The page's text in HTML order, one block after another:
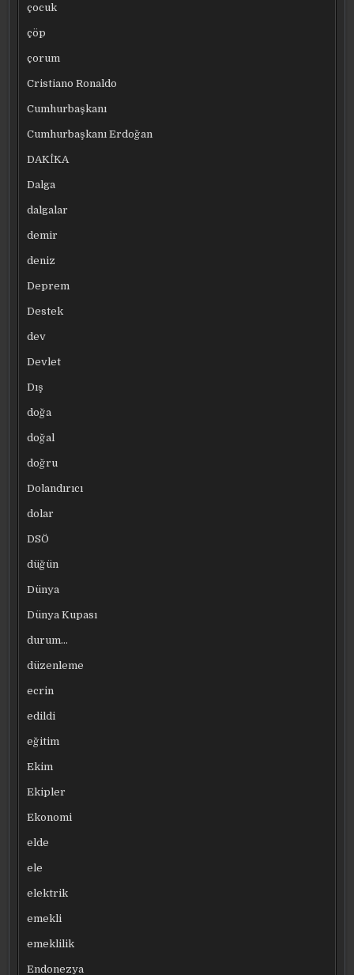
çocuk
çöp
çorum
Cristiano Ronaldo
Cumhurbaşkanı
Cumhurbaşkanı Erdoğan
DAKİKA
Dalga
dalgalar
demir
deniz
Deprem
Destek
dev
Devlet
Dış
doğa
doğal
doğru
Dolandırıcı
dolar
DSÖ
düğün
Dünya
Dünya Kupası
durum…
düzenleme
ecrin
edildi
eğitim
Ekim
Ekipler
Ekonomi
elde
ele
elektrik
emekli
emeklilik
Endonezya